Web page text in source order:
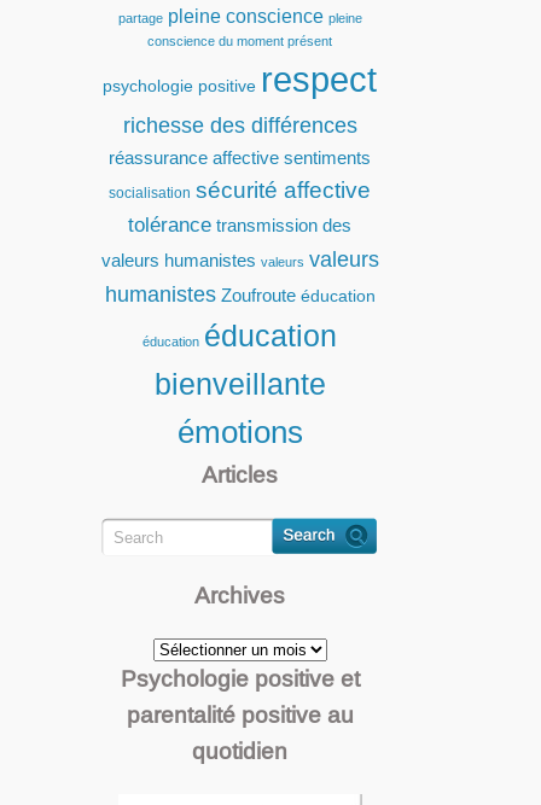
partage pleine conscience pleine
conscience du moment présent
psychologie positive respect
richesse des différences
réassurance affective sentiments
socialisation sécurité affective
tolérance transmission des
valeurs humanistes valeurs valeurs
humanistes Zoufroute éducation
éducation éducation
bienveillante
émotions
Articles
Archives
Archives
Psychologie positive et
parentalité positive au
quotidien